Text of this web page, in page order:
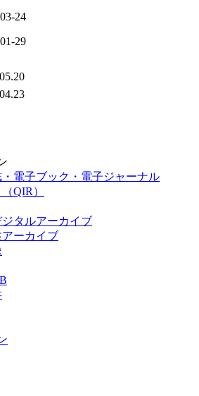
24
29
・電子ブック・電子ジャーナル
QIR）
タルアーカイブ
ーカイブ